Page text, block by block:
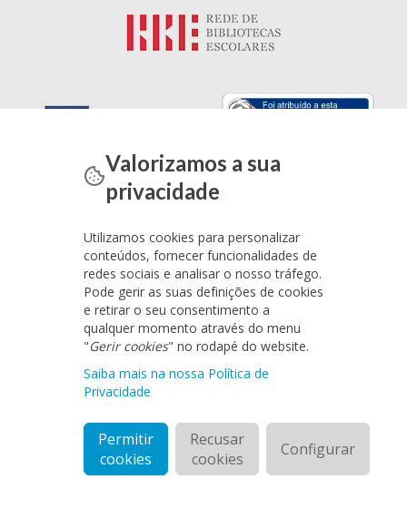
Valorizamos a sua
privacidade
Utilizamos cookies para personalizar
conteúdos, fornecer funcionalidades de
redes sociais e analisar o nosso tráfego.
Pode gerir as suas definições de cookies
e retirar o seu consentimento a
qualquer momento através do menu
"Gerir cookies" no rodapé do website.
Saiba mais na nossa Política de
Privacidade
Permitir
cookies
Recusar
cookies
Configurar